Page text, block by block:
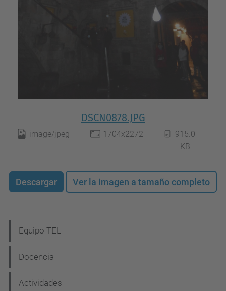
DSCN0878.JPG
image/jpeg 1704x2272
915.0
KB
Descargar Ver la imagen a tamaño completo
a
v
Equipo TEL
Docencia
Actividades